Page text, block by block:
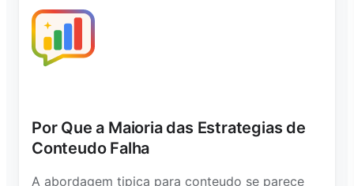
Por Que a Maioria das Estrategias de
Conteudo Falha
A abordagem tipica para conteudo se parece